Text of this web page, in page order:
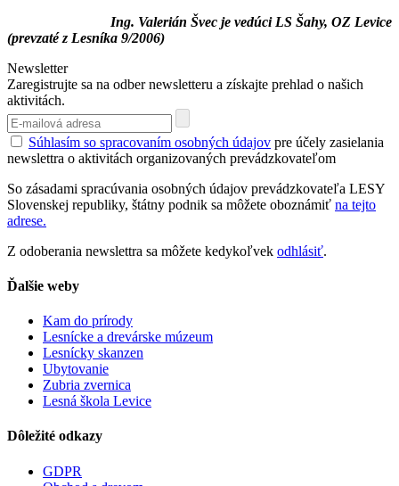
Ing. Valerián Švec je vedúci LS Šahy, OZ Levice
(prevzaté z Lesníka 9/2006)
Newsletter
Zaregistrujte sa na odber newsletteru a získajte prehlad o našich
aktivitách.
Súhlasím so spracovaním osobných údajov pre účely zasielania
newslettra o aktivitách organizovaných prevádzkovateľom
So zásadami spracúvania osobných údajov prevádzkovateľa LESY
Slovenskej republiky, štátny podnik sa môžete oboznámiť na tejto
adrese.
Z odoberania newslettra sa môžete kedykoľvek odhlásiť.
Ďalšie weby
Kam do prírody
Lesnícke a drevárske múzeum
Lesnícky skanzen
Ubytovanie
Zubria zvernica
Lesná škola Levice
Dôležité odkazy
GDPR